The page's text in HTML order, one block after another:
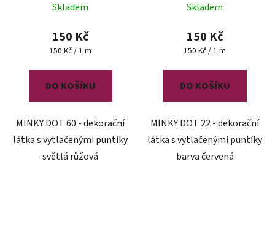
Skladem
150 Kč
Měrná
150 Kč / 1 m
DO KOŠÍKU
MINKY DOT 60 - dekorační
látka s vytlačenými puntíky
světlá růžová
Skladem
150 Kč
Měrná
150 Kč / 1 m
DO KOŠÍKU
MINKY DOT 22 - dekorační
látka s vytlačenými puntíky
barva červená